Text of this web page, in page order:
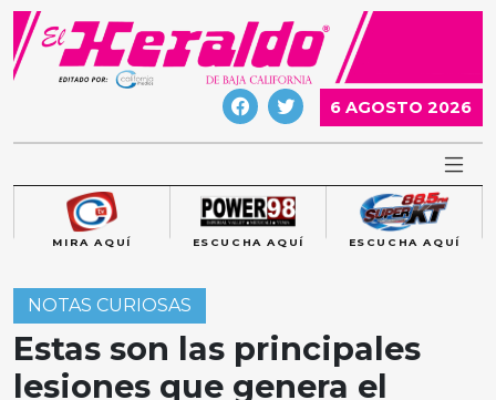
Skip
content
6 AGOSTO 2026
MIRA AQUÍ ESCUCHA AQUÍ ESCUCHA AQUÍ
NOTAS CURIOSAS
Estas son las principales
lesiones que genera el